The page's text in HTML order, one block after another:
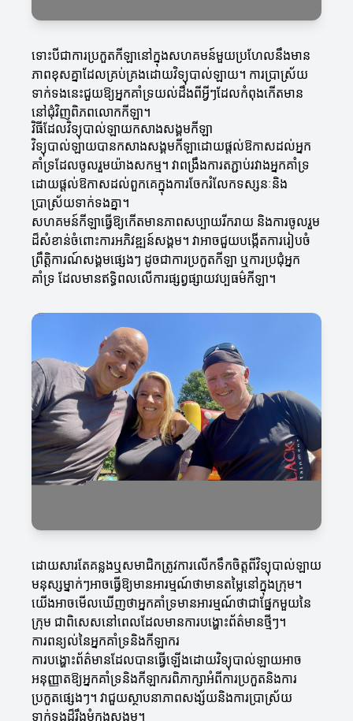
ទោះបីជាការប្រកួតកីឡានៅក្នុងសហគមន៍មួយប្រហែលនឹងមាន
ភាពខុសគ្នាដែលគ្រប់គ្រងដោយវិទ្យុបាល់ឡាយ។ ការប្រាស្រ័យ
ទាក់ទងនេះជួយឱ្យអ្នកគាំទ្រយល់ដឹងពីអ្វីៗដែលកំពុងកើតមាន
នៅជុំវិញពិភពលោកកីឡា។
វិធីដែលវិទ្យុបាល់ឡាយកសាងសង្គមកីឡា
វិទ្យុបាល់ឡាយបានកសាងសង្គមកីឡាដោយផ្តល់ឱកាសដល់អ្នក
គាំទ្រដែលចូលរួមយ៉ាងសកម្ម។ វាពង្រឹងការតភ្ជាប់រវាងអ្នកគាំទ្រ
ដោយផ្តល់ឱកាសដល់ពួកគេក្នុងការចែករំលែកទស្សនៈនិង
ប្រាស្រ័យទាក់ទងគ្នា។
សហគមន៍កីឡាធ្វើឱ្យកើតមានភាពសប្បាយរីករាយ និងការចូលរួម
ដ៏សំខាន់ចំពោះការអភិវឌ្ឍន៍សង្គម។ វាអាចជួយបង្កើតការរៀបចំ
ព្រឹត្តិការណ៍សង្គមផ្សេងៗ ដូចជាការប្រកួតកីឡា ឬការប្រជុំអ្នក
គាំទ្រ ដែលមានឥទ្ធិពលលើការផ្សព្វផ្សាយវប្បធម៌កីឡា។
ដោយសារតែគន្លងឬសមាជិកត្រូវការលើកទឹកចិត្តពីវិទ្យុបាល់ឡាយ
មនុស្សម្នាក់ៗអាចធ្វើឱ្យមានអារម្មណ៍ថាមានតម្លៃនៅក្នុងក្រុម។
យើងអាចមើលឃើញថាអ្នកគាំទ្រមានអារម្មណ៍ថាជាផ្នែកមួយនៃ
ក្រុម ជាពិសេសនៅពេលដែលមានការបង្ហោះព័ត៌មានថ្មីៗ។
ការពន្យល់នៃអ្នកគាំទ្រនិងកីឡាករ
ការបង្ហោះព័ត៌មានដែលបានធ្វើឡើងដោយវិទ្យុបាល់ឡាយអាច
អនុញ្ញាតឱ្យអ្នកគាំទ្រនិងកីឡាករពិភាក្សាអំពីការប្រកួតនិងការ
ប្រកួតផ្សេងៗ។ វាជួយស្ថាបនាភាពសង្ស័យនិងការប្រាស្រ័យ
ទាក់ទងដ៏រឹងមុំក្នុងសង្គម។